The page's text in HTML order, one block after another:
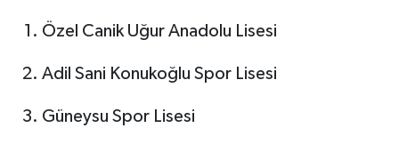
Özel Canik Uğur Anadolu Lisesi
Adil Sani Konukoğlu Spor Lisesi
Güneysu Spor Lisesi